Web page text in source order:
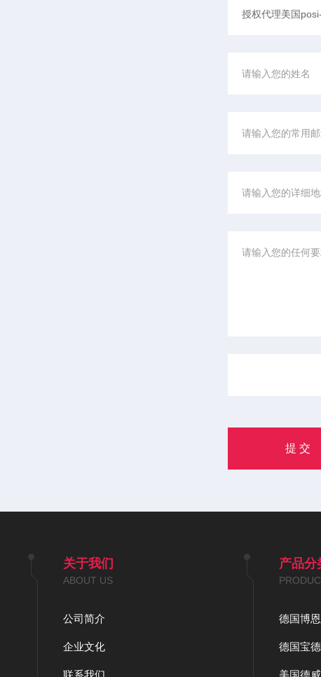
关于我们
ABOUT US
公司简介
企业文化
联系我们
产品分
德国博
德国宝
美国德